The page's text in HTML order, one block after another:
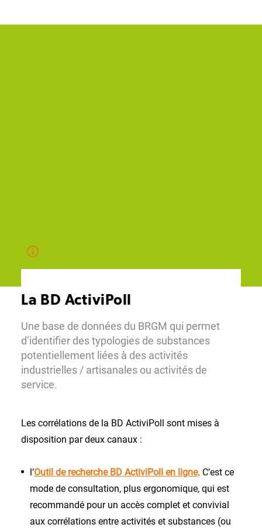
La BD ActiviPoll
Une base de données du BRGM qui permet
d’identifier des typologies de substances
potentiellement liées à des activités
industrielles / artisanales ou activités de
service.
Les corrélations de la BD ActiviPoll sont mises à
disposition par deux canaux :
l’Outil de recherche BD ActiviPoll en ligne. C’est ce
mode de consultation, plus ergonomique, qui est
recommandé pour un accès complet et convivial
aux corrélations entre activités et substances (ou